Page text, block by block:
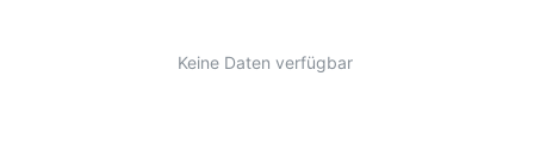
Keine Daten verfügbar